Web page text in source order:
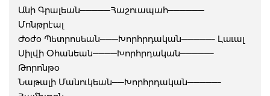
Անի Գրալեան—————Հաշուապահ——————
Մոնթրէալ
Ժօժօ Պետրոսեան———Խորհրդական—————– Լաւալ
Սիլվի Օհանեան————Խորհրդական—————–
Թորոնթօ
Նաթալի Մանուկեան——Խորհրդական—————–